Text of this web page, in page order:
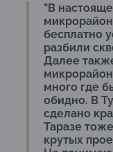
"В
бесплатно
разбили
Далее
много где
обидно. В
сделано
Таразе
крутых